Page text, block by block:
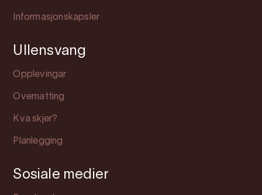
Informasjonskapsler
Ullensvang
Opplevingar
Overnatting
Kva skjer?
Planlegging
Sosiale medier